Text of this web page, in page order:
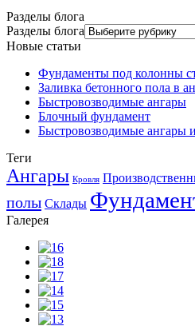
Разделы блога
Разделы блога
Новые статьи
Фундаменты под колонны
Заливка бетонного пола в
Быстровозводимые ангары
Блочный фундамент
Быстровозводимые ангары
Теги
Ангары Кровля
полы Склады
Галерея